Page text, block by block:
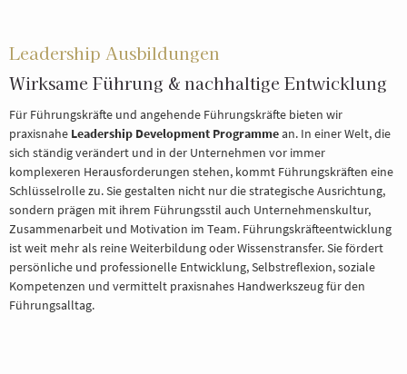
Leadership Ausbildungen
Wirksame Führung & nachhaltige Entwicklung
Für Führungskräfte und angehende Führungskräfte bieten wir
praxisnahe Leadership Development Programmean. In einer Welt, die
sich ständig verändert und in der Unternehmen vor immer
komplexeren Herausforderungen stehen, kommt Führungskräften eine
Schlüsselrolle zu. Sie gestalten nicht nur die strategische Ausrichtung,
sondern prägen mit ihrem Führungsstil auch Unternehmenskultur,
Zusammenarbeit und Motivation im Team. Führungskräfteentwicklung
ist weit mehr als reine Weiterbildung oder Wissenstransfer. Sie fördert
persönliche und professionelle Entwicklung, Selbstreflexion, soziale
Kompetenzen und vermittelt praxisnahes Handwerkszeug für den
Führungsalltag.